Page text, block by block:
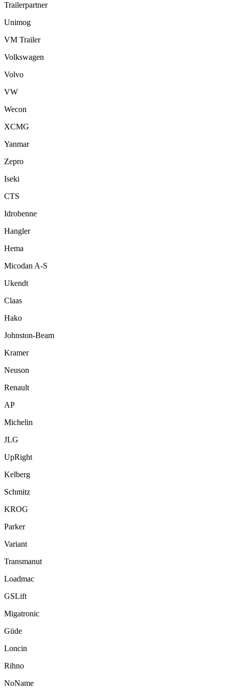
Trailerpartner
Unimog
VM Trailer
Volkswagen
Volvo
VW
Wecon
XCMG
Yanmar
Zepro
Iseki
CTS
Idrobenne
Hangler
Hema
Micodan A-S
Ukendt
Claas
Hako
Johnston-Beam
Kramer
Neuson
Renault
AP
Michelin
JLG
UpRight
Kelberg
Schmitz
KROG
Parker
Variant
Transmanut
Loadmac
GSLift
Migatronic
Güde
Loncin
Rihno
NoName